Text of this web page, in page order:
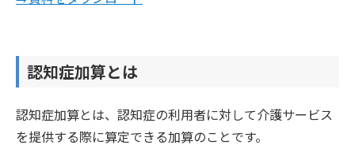
認知症加算とは
認知症加算とは、認知症の利用者に対して介護サービス
を提供する際に算定できる加算のことです。